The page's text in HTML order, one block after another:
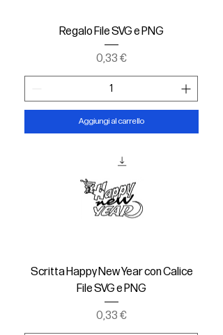
Regalo File SVG e PNG
Prezzo
0,33 €
Aggiungi al carrello
Scritta Happy New Year con Calice
File SVG e PNG
Prezzo
0,33 €